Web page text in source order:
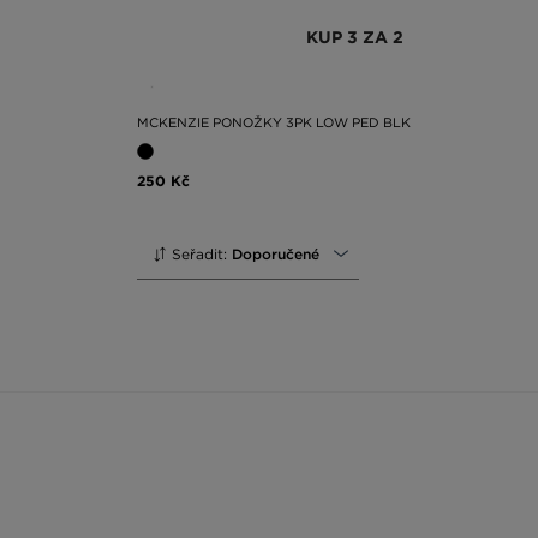
KUP 3 ZA 2
MCKENZIE PONOŽKY 3PK LOW PED BLK
250 Kč
Seřadit: Doporučené